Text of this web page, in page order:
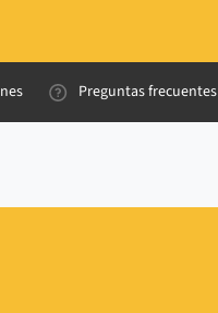
Preguntas frecuentes